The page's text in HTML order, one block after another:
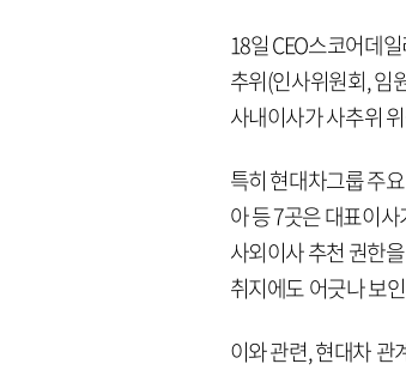
18일 CEO스코어데
추위(인사위원회, 임
사내이사가 사추위
특히 현대차그룹 주
아 등 7곳은 대표이
사외이사 추천 권한
취지에도 어긋나 보
이와 관련, 현대차 관